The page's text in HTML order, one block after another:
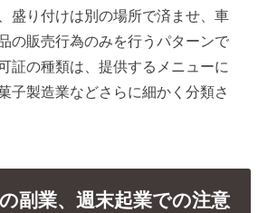
盛り付けは別の場所で済ませ、車
の販売行為のみを行うパターンで
証の種類は、提供するメニューに
子製造業などさらに細かく分類さ
副業、週末起業での注意